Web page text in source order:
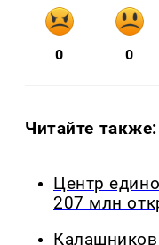
0 0
Читайте также:
Центр
207 млн